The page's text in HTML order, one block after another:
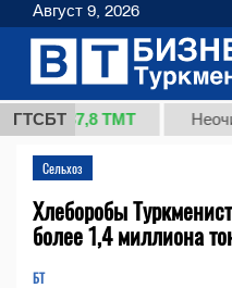
ГТСБТ
37,8 ТМТ Неочищенная
Сельхоз
Хлеборобы
более 1,4 миллиона
БТ
Август 9, 2026